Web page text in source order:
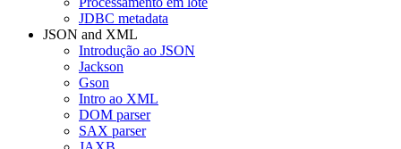
JDBC metadata
JSON and XML
Introdução ao JSON
Jackson
Gson
Intro ao XML
DOM parser
SAX parser